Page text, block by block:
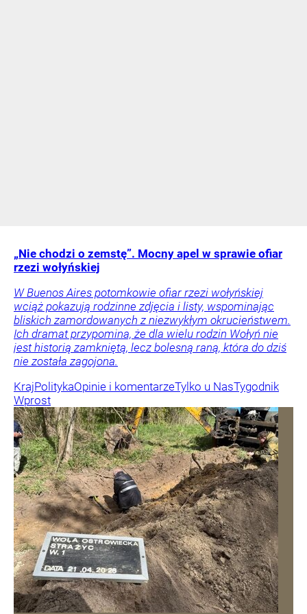
„Nie chodzi o zemstę”. Mocny apel w sprawie ofiar
rzezi wołyńskiej
W Buenos Aires potomkowie ofiar rzezi wołyńskiej
wciąż pokazują rodzinne zdjęcia i listy, wspominając
bliskich zamordowanych z niezwykłym okrucieństwem.
Ich dramat przypomina, że dla wielu rodzin Wołyń nie
jest historią zamkniętą, lecz bolesną raną, która do dziś
nie została zagojona.
KrajPolitykaOpinie i komentarzeTylko u NasTygodnik
Wprost